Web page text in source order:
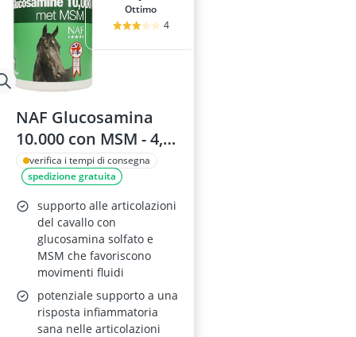
Ottimo
4
NAF Glucosamina
10.000 con MSM - 4,5
kg - NLF0498
verifica i tempi di consegna
spedizione gratuita
supporto alle articolazioni
del cavallo con
glucosamina solfato e
MSM che favoriscono
movimenti fluidi
potenziale supporto a una
risposta infiammatoria
sana nelle articolazioni